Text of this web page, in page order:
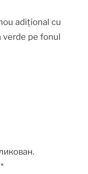
adițional cu
verde pe fonul
*